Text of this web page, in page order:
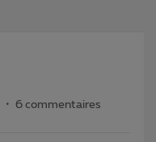
6 commentaires